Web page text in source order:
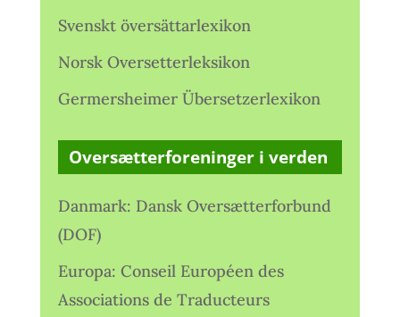
Svenskt översättarlexikon
Norsk Oversetterleksikon
Germersheimer Übersetzerlexikon
Oversætterforeninger i verden
Danmark: Dansk Oversætterforbund
(DOF)
Europa: Conseil Européen des
Associations de Traducteurs